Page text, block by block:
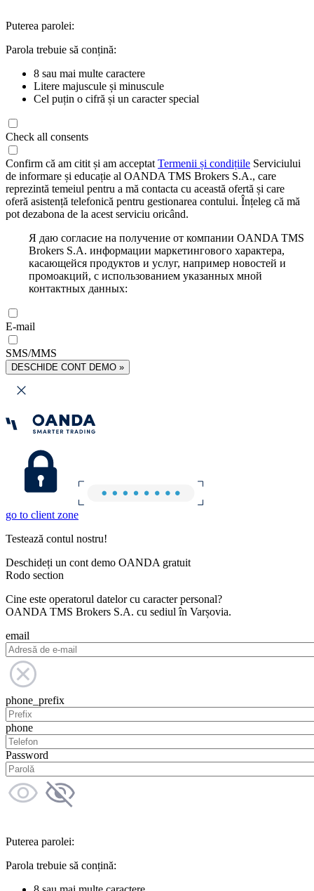
Puterea parolei:
Parola trebuie să conțină:
8 sau mai multe caractere
Litere majuscule și minuscule
Cel puțin o cifră și un caracter special
Check all consents
Confirm că am citit și am acceptat Termenii și condițiile Serviciului
de informare și educație al OANDA TMS Brokers S.A., care
reprezintă temeiul pentru a mă contacta cu această ofertă și care
oferă asistență telefonică pentru gestionarea contului. Înțeleg că mă
pot dezabona de la acest serviciu oricând.
Я даю согласие на получение от компании OANDA TMS
Brokers S.A. информации маркетингового характера,
касающейся продуктов и услуг, например новостей и
промоакций, с использованием указанных мной
контактных данных:
E-mail
SMS/MMS
DESCHIDE CONT DEMO »
go to client zone
Testează contul nostru!
Deschideți un cont demo OANDA gratuit
Rodo section
Cine este operatorul datelor cu caracter personal?
OANDA TMS Brokers S.A. cu sediul în Varșovia.
email
phone_prefix
phone
Password
Puterea parolei:
Parola trebuie să conțină: